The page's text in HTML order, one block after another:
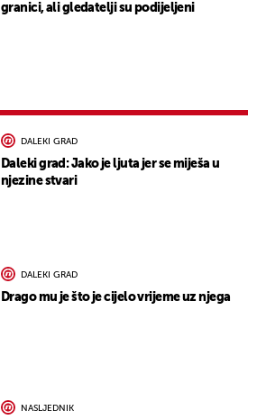
granici, ali gledatelji su podijeljeni
DALEKI GRAD
Daleki grad: Jako je ljuta jer se miješa u
njezine stvari
DALEKI GRAD
Drago mu je što je cijelo vrijeme uz njega
NASLJEDNIK